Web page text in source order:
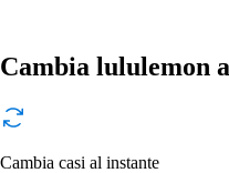
Cambia lululemon
Cambia casi al instante